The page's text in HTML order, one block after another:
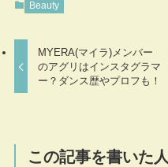
Beauty
MYERA(マイラ)メンバー
のアグリはインスタグラマ
ー？ダンス歴やプロフも！
この記事を書いた人